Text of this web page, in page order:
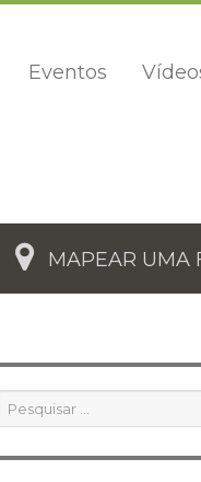
Eventos
MAPEAR UMA
Pesquisar
por: